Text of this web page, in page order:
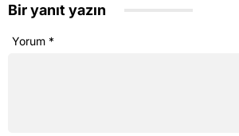
Bir yanıt yazın
Yorum *